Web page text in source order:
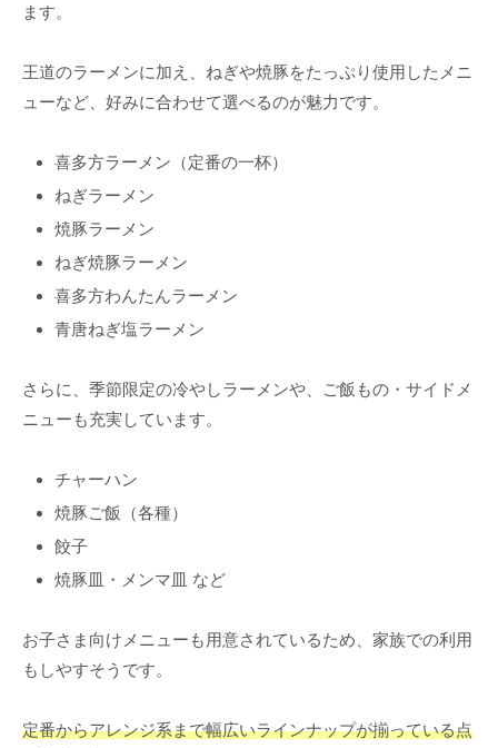
ます。
王道のラーメンに加え、ねぎや焼豚をたっぷり使用したメニ
ューなど、好みに合わせて選べるのが魅力です。
喜多方ラーメン（定番の一杯）
ねぎラーメン
焼豚ラーメン
ねぎ焼豚ラーメン
喜多方わんたんラーメン
青唐ねぎ塩ラーメン
さらに、季節限定の冷やしラーメンや、ご飯もの・サイドメ
ニューも充実しています。
チャーハン
焼豚ご飯（各種）
餃子
焼豚皿・メンマ皿 など
お子さま向けメニューも用意されているため、家族での利用
もしやすそうです。
定番からアレンジ系まで幅広いラインナップが揃っている点